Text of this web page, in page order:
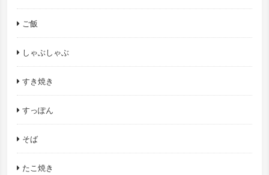
ご飯
しゃぶしゃぶ
すき焼き
すっぽん
そば
たこ焼き